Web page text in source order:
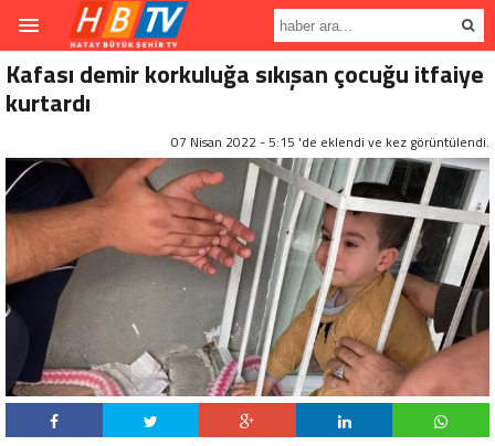
Kafası demir korkuluğa sıkışan çocuğu itfaiye
kurtardı
07 Nisan 2022 - 5:15 'de eklendi ve kez görüntülendi.